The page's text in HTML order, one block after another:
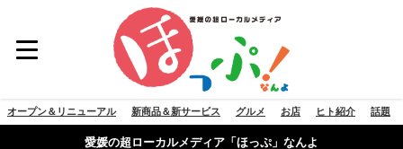
オープン＆リニューアル 新商品＆新サービス グルメ お店 ヒト紹介 話題
愛媛の超ローカルメディア「ほっぷ」なんよ